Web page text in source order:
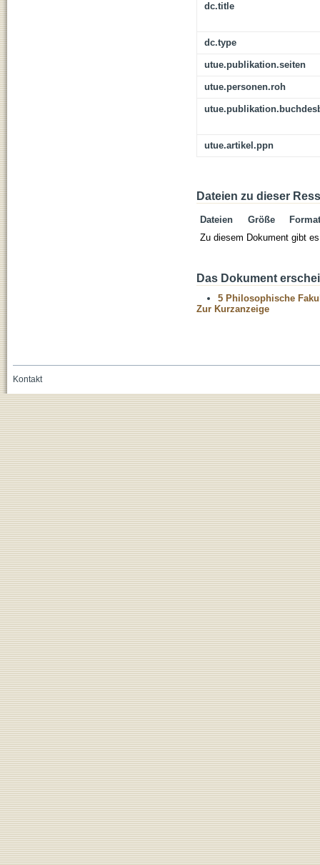
dc.title
dc.type
utue.publikation.seiten
utue.personen.roh
utue.artikel.ppn
Dateien zu dieser
Dateien Größe
Format
Zu diesem Dokument gibt
Das Dokument
5 Philosophische
Zur Kurzanzeige
Kontakt